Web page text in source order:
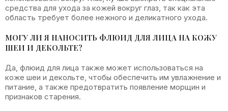
средства для ухода за кожей вокруг глаз, так как эта
область требует более нежного и деликатного ухода.
МОГУ ЛИ Я НАНОСИТЬ ФЛЮИД ДЛЯ ЛИЦА НА КОЖУ
ШЕИ И ДЕКОЛЬТЕ?
Да, флюид для лица также может использоваться на
коже шеи и декольте, чтобы обеспечить им увлажнение и
питание, а также предотвратить появление морщин и
признаков старения.